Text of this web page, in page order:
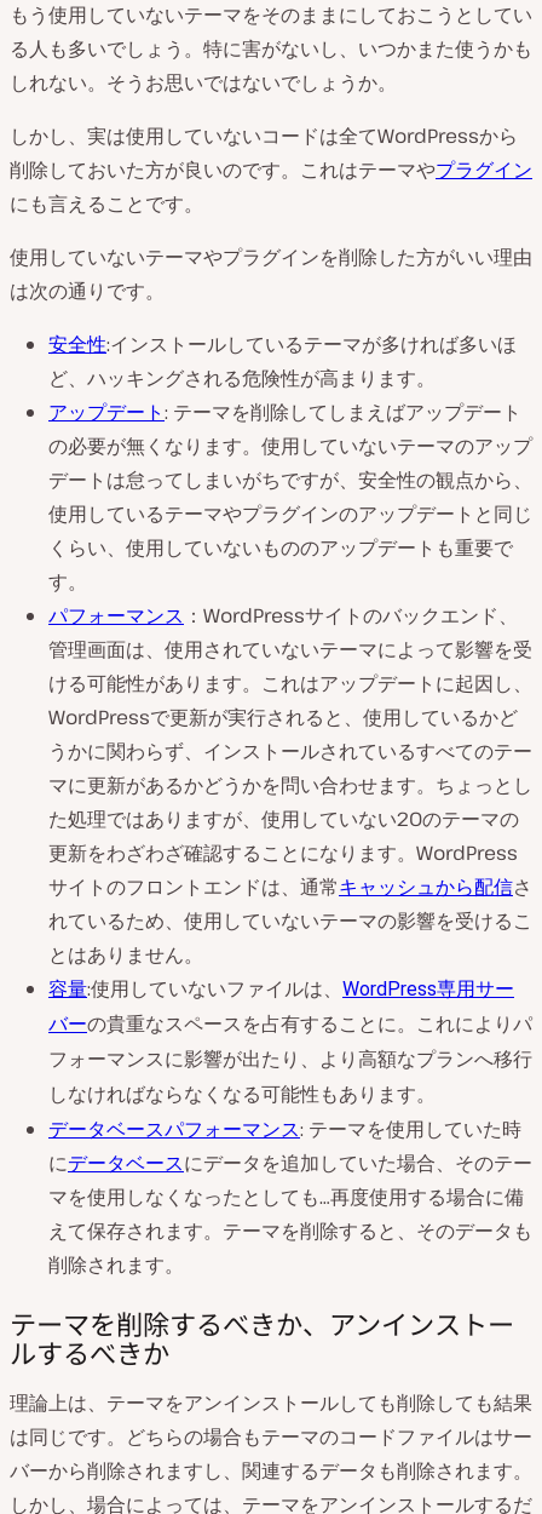
もう使用していないテーマをそのままにしておこうとしてい
る人も多いでしょう。特に害がないし、いつかまた使うかも
しれない。そうお思いではないでしょうか。
しかし、実は使用していないコードは全てWordPressから
削除しておいた方が良いのです。これはテーマやプラグイン
にも言えることです。
使用していないテーマやプラグインを削除した方がいい理由
は次の通りです。
安全性:インストールしているテーマが多ければ多いほ
ど、ハッキングされる危険性が高まります。
アップデート: テーマを削除してしまえばアップデート
の必要が無くなります。使用していないテーマのアップ
デートは怠ってしまいがちですが、安全性の観点から、
使用しているテーマやプラグインのアップデートと同じ
くらい、使用していないもののアップデートも重要で
す。
パフォーマンス ：WordPressサイトのバックエンド、
管理画面は、使用されていないテーマによって影響を受
ける可能性があります。これはアップデートに起因し、
WordPressで更新が実行されると、使用しているかど
うかに関わらず、インストールされているすべてのテー
マに更新があるかどうかを問い合わせます。ちょっとし
た処理ではありますが、使用していない20のテーマの
更新をわざわざ確認することになります。WordPress
サイトのフロントエンドは、通常キャッシュから配信さ
れているため、使用していないテーマの影響を受けるこ
とはありません。
容量:使用していないファイルは、 WordPress専用サー
バーの貴重なスペースを占有することに。
これによりパ
フォーマンスに影響が出たり、より高額なプランへ移行
しなければならなくなる可能性もあります。
データベースパフォーマンス: テーマを使用していた時
にデータベースにデータを追加していた場合、そのテー
マを使用しなくなったとしても…再度使用する場合に備
えて保存されます。テーマを削除すると、そのデータも
削除されます。
テーマを削除するべきか、アンインストー
ルするべきか
理論上は、テーマをアンインストールしても削除しても結果
は同じです。どちらの場合もテーマのコードファイルはサー
バーから削除されますし、関連するデータも削除されます。
しかし、場合によっては、テーマをアンインストールするだ